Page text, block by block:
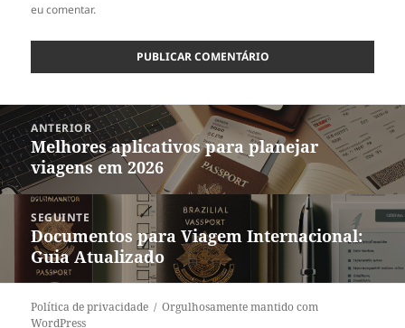
eu comentar.
Navegação
de
Post
ANTERIOR
Post
anterior:
Melhores aplicativos para planejar
viagens em 2026
SEGUINTE
Próximo
post:
Documentos para Viagem Internacional:
Guia Atualizado
Política de privacidade
Orgulhosamente mantido com
WordPress